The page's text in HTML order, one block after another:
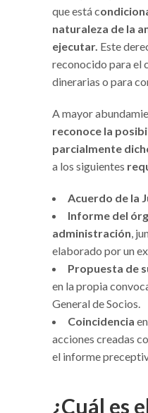
que está c
naturaleza de la
ejecutar. Este
reconocido para el
dinerarias o para
A mayor
reconoce la
parcialmente
a los siguientes
Acuerdo de la
Informe del
administración,
elaborado por un
Propuesta de
en la propia
General de Socios.
Coincidencia
acciones creadas
el informe
¿Cuál es